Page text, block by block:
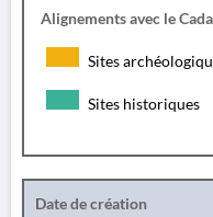
Alignements avec le
Sites
Sites historiques
Date de création